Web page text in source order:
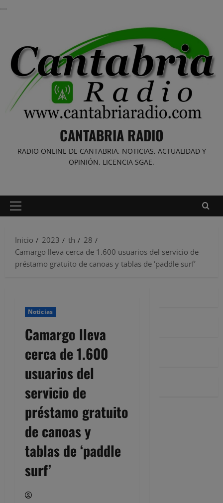
CANTABRIA RADIO
RADIO ONLINE DE CANTABRIA, NOTICIAS, ACTUALIDAD Y
OPINIÓN. LICENCIA SGAE.
Menú
Inicio
2023 th
28
Camargo lleva cerca de 1.600 usuarios del servicio de
préstamo gratuito de canoas y tablas de ‘paddle surf’
Noticias
Camargo lleva
cerca de 1.600
usuarios del
servicio de
préstamo gratuito
de canoas y
tablas de ‘paddle
surf’